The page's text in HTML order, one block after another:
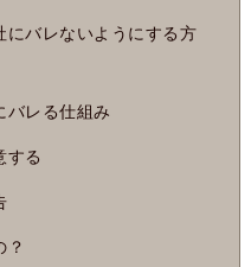
にバレないようにする方
バレる仕組み
する
？